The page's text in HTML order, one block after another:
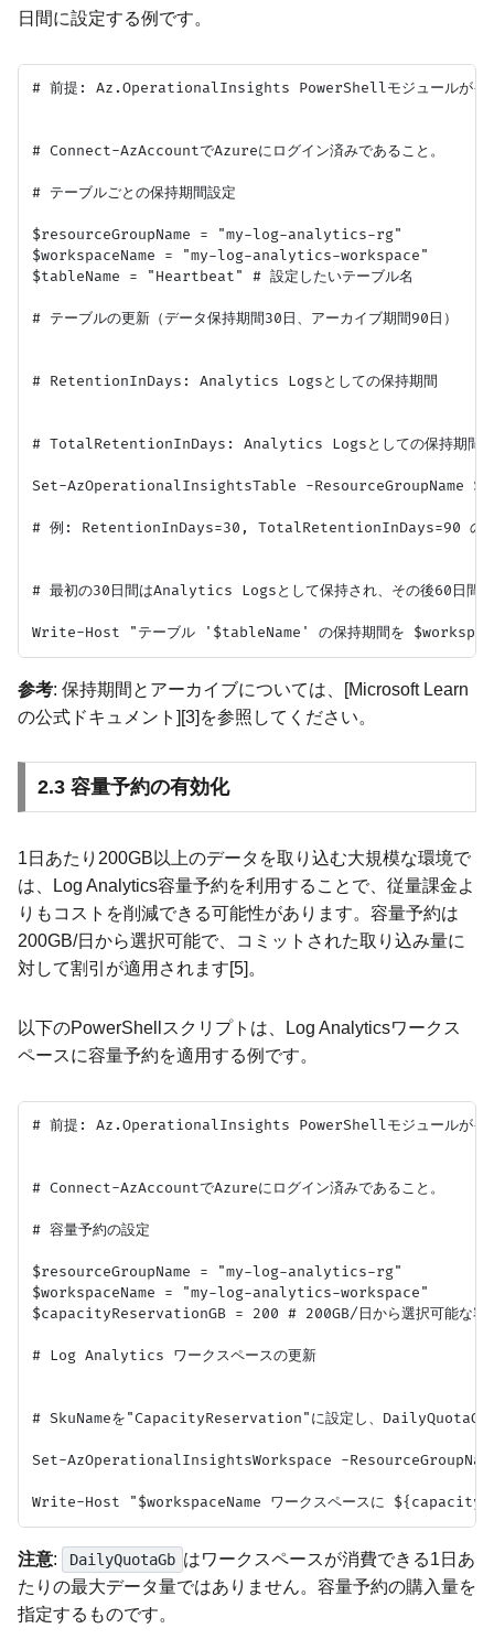
日間に設定する例です。
# 前提: Az.OperationalInsights PowerShellモジュールがイン
# Connect-AzAccountでAzureにログイン済みであること。
# テーブルごとの保持期間設定
$resourceGroupName = "my-log-analytics-rg"
$workspaceName = "my-log-analytics-workspace"
$tableName = "Heartbeat" # 設定したいテーブル名
# テーブルの更新（データ保持期間30日、アーカイブ期間90日）
# RetentionInDays: Analytics Logsとしての保持期間
# TotalRetentionInDays: Analytics Logsとしての保持期間 +
Set-AzOperationalInsightsTable -ResourceGroupName
# 例: RetentionInDays=30, TotalRetentionInDays=90 の
# 最初の30日間はAnalytics Logsとして保持され、その後60日間
参考: 保持期間とアーカイブについては、[Microsoft Learn
の公式ドキュメント][3]を参照してください。
2.3 容量予約の有効化
1日あたり200GB以上のデータを取り込む大規模な環境で
は、Log Analytics容量予約を利用することで、従量課金よ
りもコストを削減できる可能性があります。容量予約は
200GB/日から選択可能で、コミットされた取り込み量に
対して割引が適用されます[5]。
以下のPowerShellスクリプトは、Log Analyticsワークス
ペースに容量予約を適用する例です。
# 前提: Az.OperationalInsights PowerShellモジュールがイン
# Connect-AzAccountでAzureにログイン済みであること。
# 容量予約の設定
$resourceGroupName = "my-log-analytics-rg"
$workspaceName = "my-log-analytics-workspace"
$capacityReservationGB = 200 # 200GB/日から選択可能
# Log Analytics ワークスペースの更新
# SkuNameを"CapacityReservation"に設定し、DailyQuotaGbで
Set-AzOperationalInsightsWorkspace -
注意: DailyQuotaGb はワークスペースが消費できる1日あ
たりの最大データ量ではありません。容量予約の購入量を
指定するものです。